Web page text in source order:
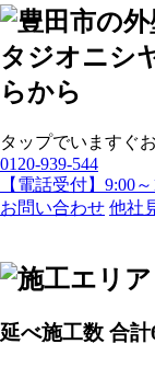
タップでいますぐ
0120-939-544
【電話受付】9:00
お問い合わせ 他社
延べ施工数 合計